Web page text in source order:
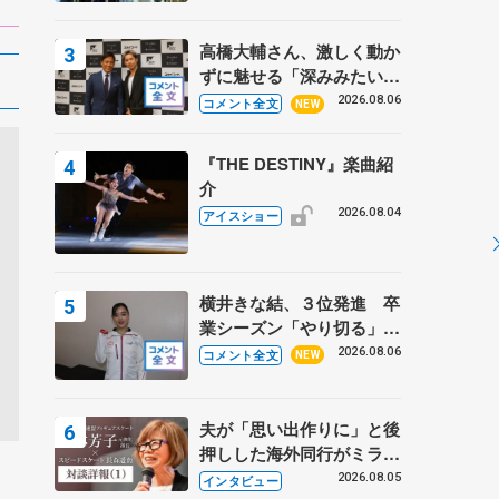
高橋大輔さん、激しく動か
ずに魅せる「深みみたいな
ものは出てきている？」
あい
コメント全文 NEW 2026.08.06
『THE DESTINY』楽曲紹
介
アイスショー 2026.08.04
横井きな結、３位発進 卒
業シーズン「やり切る」
【みなとアクルス杯SP】
コメント全文 NEW 2026.08.06
夫が「思い出作りに」と後
押しした海外同行がミラノ
まで… 繁華街のリンクで
インタビュー 2026.08.05